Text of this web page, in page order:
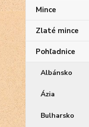
Mince
Zlaté mince
Pohľadnice
Albánsko
Ázia
Bulharsko